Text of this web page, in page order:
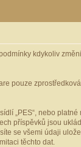
kdykoliv
pouze
„PES“, nebo
příspěvků jsou
se všemi údaji
těchto dat.